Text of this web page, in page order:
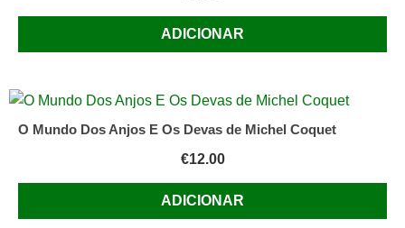
ADICIONAR
O Mundo Dos Anjos E Os Devas de Michel Coquet
€12.00
ADICIONAR